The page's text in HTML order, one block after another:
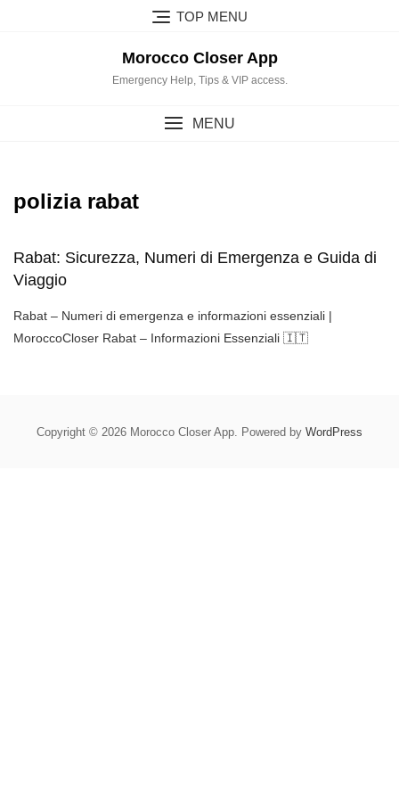
TOP MENU
Morocco Closer App
Emergency Help, Tips & VIP access.
MENU
polizia rabat
Rabat: Sicurezza, Numeri di Emergenza e Guida di
Viaggio
Rabat – Numeri di emergenza e informazioni essenziali |
MoroccoCloser Rabat – Informazioni Essenziali 🇮🇹
Copyright © 2026 Morocco Closer App. Powered by WordPress